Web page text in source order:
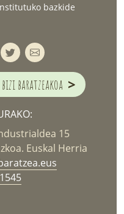
bazkide
baratzeakoa >
15
Euskal Herria